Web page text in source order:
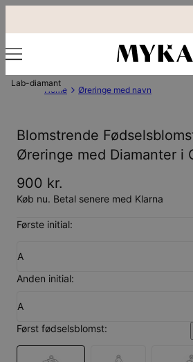
Lab-diamant
Home Øreringe med navn
Blomstrende
Øreringe med Diamanter i
900 kr.
Køb nu. Betal senere med Klarna
Første initial:
A
Anden initial:
A
Først fødselsblomst: